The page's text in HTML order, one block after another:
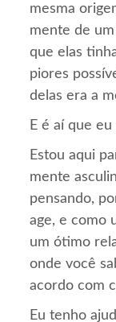
mesma
mente de
que elas
piores
delas era a
E é aí que
Estou aqui
mente
pensando,
age, e como
um ótimo
onde você
acordo com
Eu tenho